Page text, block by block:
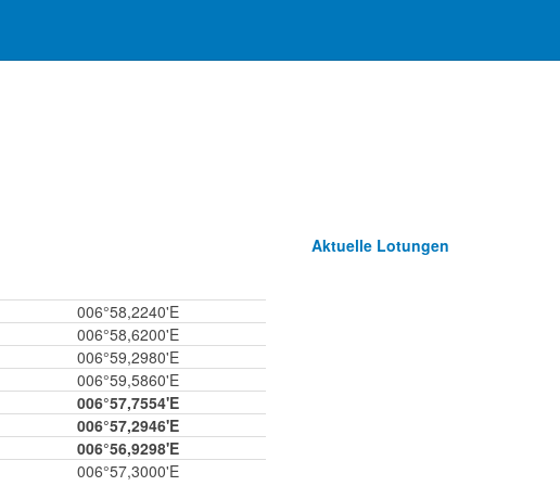
Aktuelle Lotungen
006°58,2240'E
006°58,6200'E
006°59,2980'E
006°59,5860'E
006°57,7554'E
006°57,2946'E
006°56,9298'E
006°57,3000'E